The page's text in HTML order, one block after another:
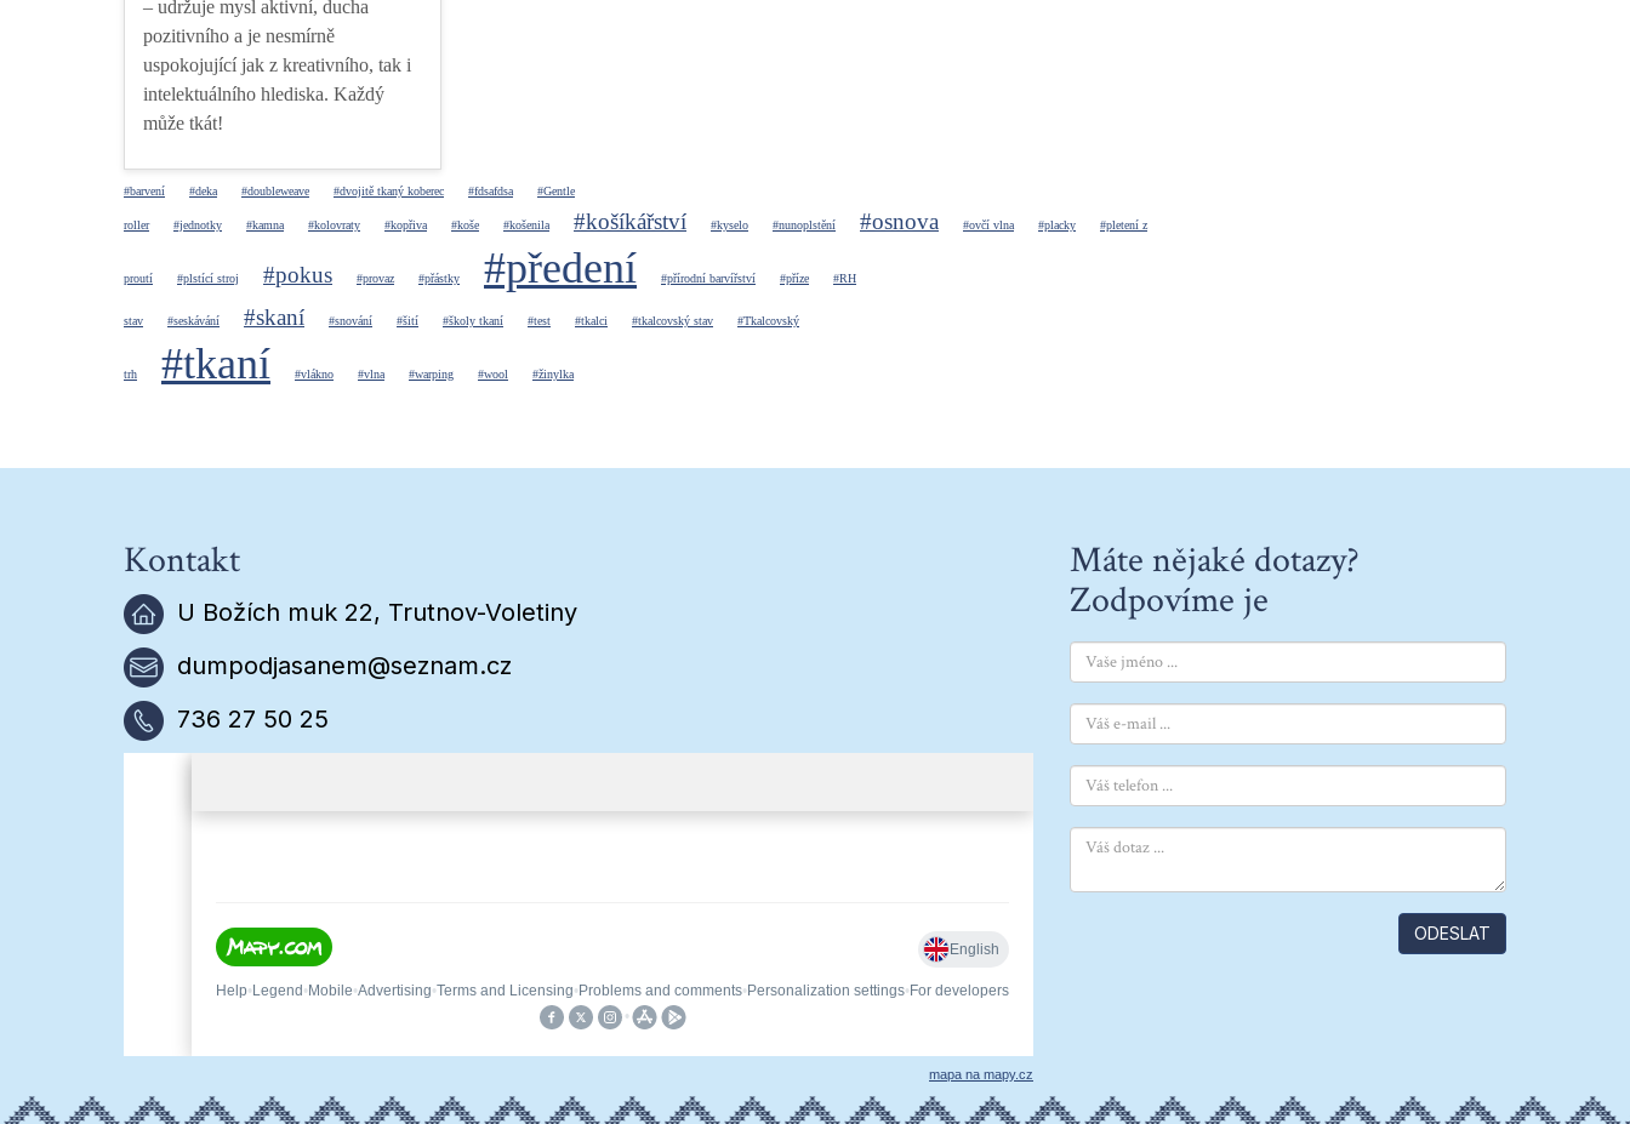
– udržuje mysl aktivní, ducha
pozitivního a je nesmírně
uspokojující jak z kreativního, tak i
intelektuálního hlediska. Každý
může tkát!
#barvení #deka #doubleweave #dvojitě tkaný koberec #fdsafdsa #Gentle
roller #jednotky #kamna #kolovraty #kopřiva #koše #košenila #košíkářství #kyselo #nunoplstění #osnova #ovčí vlna #placky #pletení z
proutí #plstící stroj #pokus #provaz #přástky #předení #přírodní barvířství #příze #RH
stav #seskávání #skaní #snování #šití #školy tkaní #test #tkalci #tkalcovský stav #Tkalcovský
trh #tkaní #vlákno #vlna #warping #wool #žinylka
Kontakt
U Božích muk 22, Trutnov-Voletiny
dumpodjasanem@seznam.cz
736 27 50 25
mapa na mapy.cz
Máte nějaké dotazy?
Zodpovíme je
ODESLAT